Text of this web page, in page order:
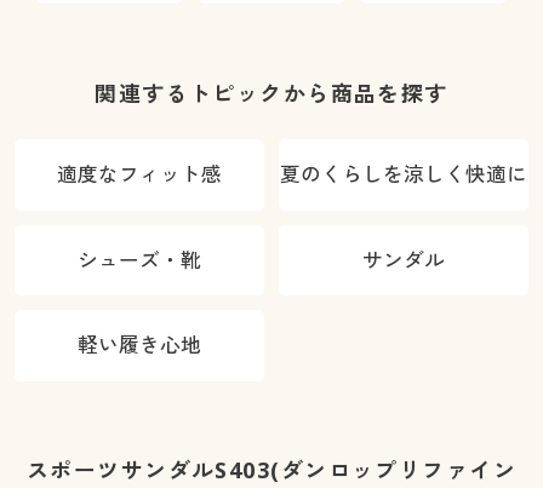
関連するトピックから商品を探す
適度なフィット感 夏のくらしを涼しく快適に
シューズ・靴 サンダル
軽い履き心地
スポーツサンダルS403(ダンロップリファイン